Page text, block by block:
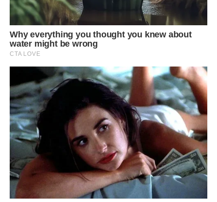
Сергій з’явився сам, зібрав речі і знову кудись пішов.
Навіть пояснювати не став. Чужий, зовсім чужий і такий
холодний. Молодший син Павлик потягнувся до нього,
хотів про щось розповісти, але той навіть і не глянув на
сина. Мало не переступив через нього і пішов. До неї, до
почуттів боролися в душі ображеної жінки. Марія готова
була впасти навколішки, благаючи Сергія одуматися і
залишитися. Бо ж у них діти! Але, гордо піднявши голову,
змовчала, навіть не дозволивши впасти жодній сльозинці.
Двері зачинилися. Це був кінець.
Марія не могла залишатися в одному селі з коханим. Вона
знову зважилася виїхати в місто. «Нічого, проживемо
якось. Світ не без добрих людей», — заспокоювала сама
себе надією на краще життя. Свою кімнатку в гуртожитку
залишила. Пізніше від сусідки дізналася, що Сергій
оселився там з молодою коханкою.